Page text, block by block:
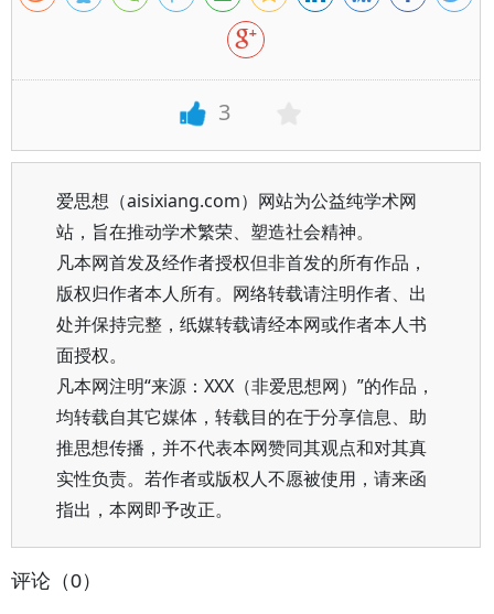
3
爱思想（aisixiang.com）网站为公益纯学术网
站，旨在推动学术繁荣、塑造社会精神。
凡本网首发及经作者授权但非首发的所有作品，
版权归作者本人所有。网络转载请注明作者、出
处并保持完整，纸媒转载请经本网或作者本人书
面授权。
凡本网注明“来源：XXX（非爱思想网）”的作品，
均转载自其它媒体，转载目的在于分享信息、助
推思想传播，并不代表本网赞同其观点和对其真
实性负责。若作者或版权人不愿被使用，请来函
指出，本网即予改正。
评论（0）